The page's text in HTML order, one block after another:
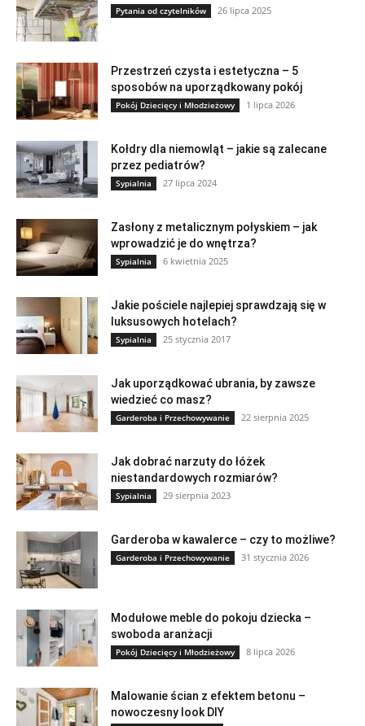
Pytania od czytelników 26 lipca 2025
Przestrzeń czysta i estetyczna – 5
sposobów na uporządkowany pokój
Pokój Dziecięcy i Młodzieżowy 1 lipca 2026
Kołdry dla niemowląt – jakie są zalecane
przez pediatrów?
Sypialnia 27 lipca 2024
Zasłony z metalicznym połyskiem – jak
wprowadzić je do wnętrza?
Sypialnia 6 kwietnia 2025
Jakie pościele najlepiej sprawdzają się w
luksusowych hotelach?
Sypialnia 25 stycznia 2017
Jak uporządkować ubrania, by zawsze
wiedzieć co masz?
Garderoba i Przechowywanie 22 sierpnia 2025
Jak dobrać narzuty do łóżek
niestandardowych rozmiarów?
Sypialnia 29 sierpnia 2023
Garderoba w kawalerce – czy to możliwe?
Garderoba i Przechowywanie 31 stycznia 2026
Modułowe meble do pokoju dziecka –
swoboda aranżacji
Pokój Dziecięcy i Młodzieżowy 8 lipca 2026
Malowanie ścian z efektem betonu –
nowoczesny look DIY